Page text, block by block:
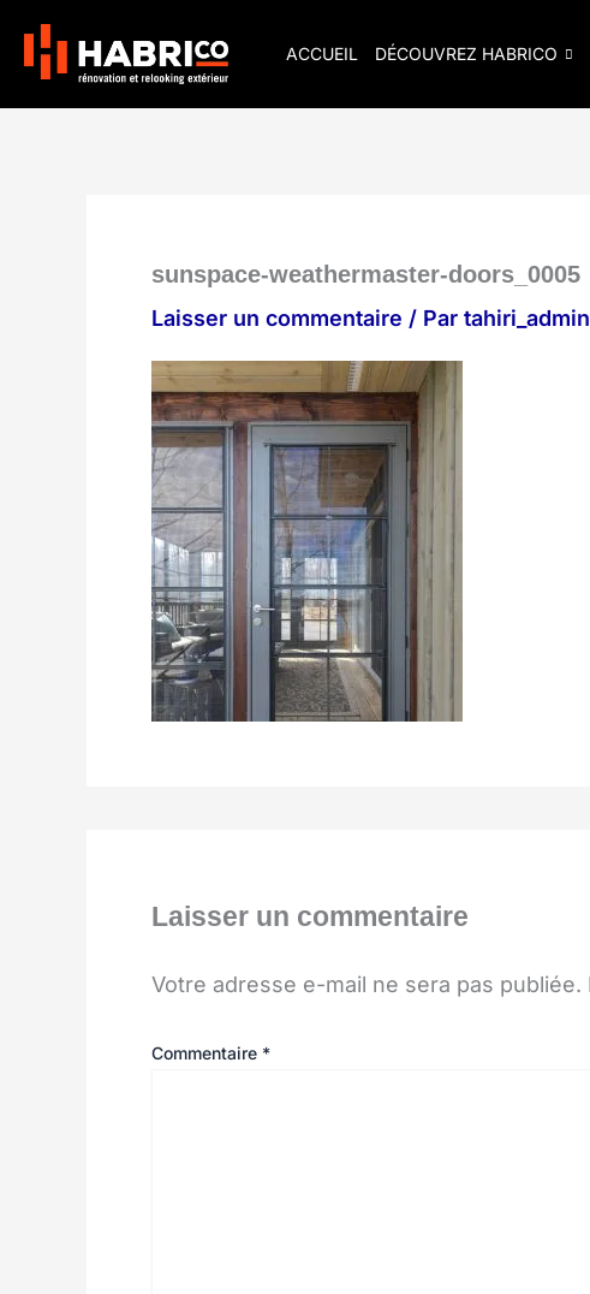
contenu
ACCUEIL DÉCOUVREZ HABRICO
sunspace-weathermaster-doors_0005
Laisser un commentaire / Par tahiri_admin
Laisser un commentaire
Votre adresse e-mail ne sera pas publiée.
Commentaire *